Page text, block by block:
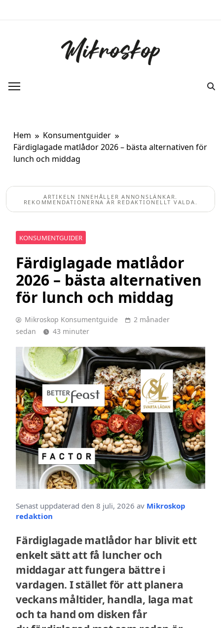
Hem
Konsumentguider
Färdiglagade matlådor 2026 – bästa alternativen för
lunch och middag
ARTIKELN INNEHÅLLER ANNONSLÄNKAR.
REKOMMENDATIONERNA ÄR REDAKTIONELLT VALDA.
KONSUMENTGUIDER
Färdiglagade matlådor
2026 – bästa alternativen
för lunch och middag
Mikroskop Konsumentguide
2 månader
sedan
43 minuter
Senast uppdaterad den 8 juli, 2026 av Mikroskop
redaktion
Färdiglagade matlådor har blivit ett
enkelt sätt att få luncher och
middagar att fungera bättre i
vardagen. I stället för att planera
veckans måltider, handla, laga mat
och ta hand om disken får